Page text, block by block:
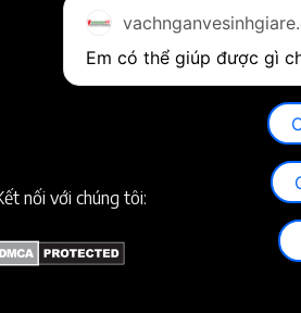
nối với chúng tôi: